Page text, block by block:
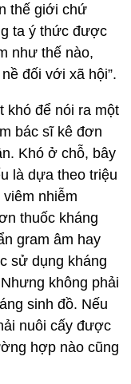
thế giới chứ
ta ý thức được
như thế nào,
đối với xã hội”.
khó để nói ra một
bác sĩ kê đơn
Khó ở chỗ, bây
là dựa theo triệu
nhiễm
thuốc kháng
gram âm hay
sử dụng kháng
không phải
sinh đồ. Nếu
nuôi cấy được
hợp nào cũng